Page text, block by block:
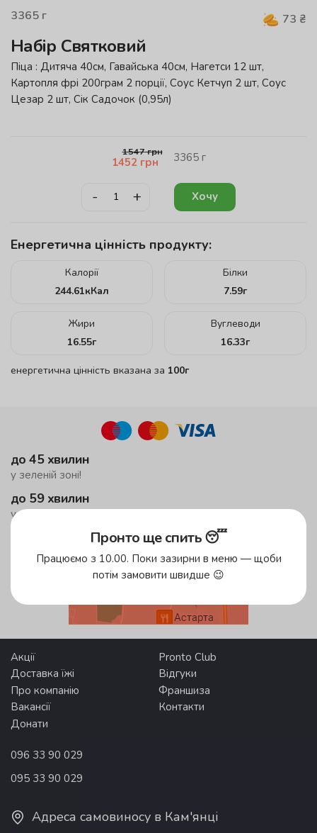
3365 г 73 ₴
Набір Святковий
Піца : Дитяча 40см, Гавайська 40см, Нагетси 12 шт,
Картопля фрі 200грам 2 порції, Соус Кетчуп 2 шт, Соус
Цезар 2 шт, Сік Садочок (0,95л)
1547грн
1452 грн 3365г
- + Хочу
Енергетична цінність продукту:
Калорії
244.61кКал
Білки
7.59г
Жири
16.55г
Вуглеводи
16.33г
енергетична цінність вказана за 100г
до 45 хвилин
у зеленій зоні!
до 59 хвилин
у жовтій зоні
безкоштовна доставка
від 500 грн
Акції
Pronto Club
Доставка їжі
Відгуки
Про компанію
Франшиза
Вакансії
Контакти
Донати
096 33 90 029
095 33 90 029
Адреса самовиносу в Кам'янці
Пронто ще спить 😴
Працюємо з 10.00. Поки зазирни в меню — щоби
потім замовити швидше 😉